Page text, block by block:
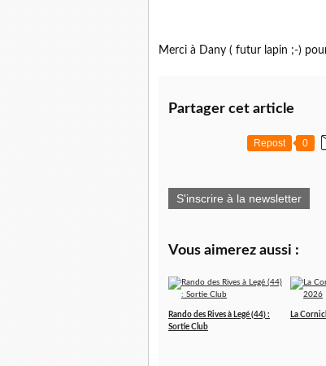
Merci à Dany ( futur lapin ;-)
Partager cet article
Repost 0
S'inscrire à la newsletter
Vous aimerez aussi :
Rando des Rives à Legé (44) :
Sortie Club
La